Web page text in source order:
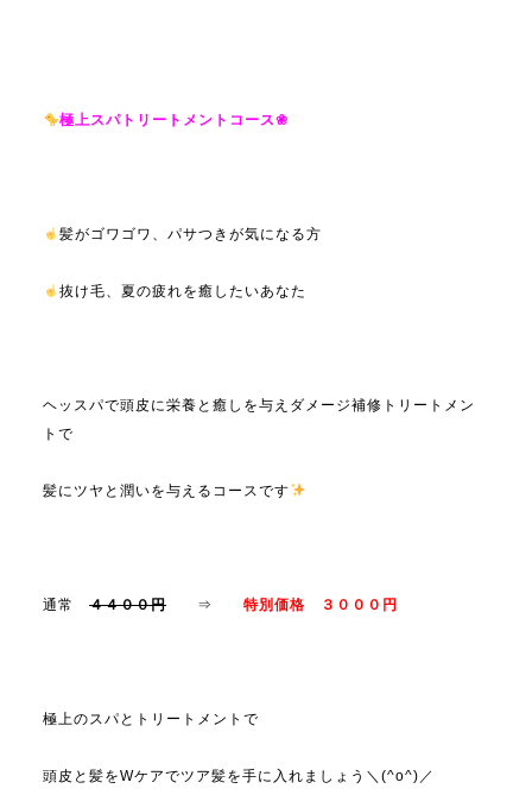
極上スパトリートメントコース❀
髪がゴワゴワ、パサつきが気になる方
抜け毛、夏の疲れを癒したいあなた
ヘッスパで頭皮に栄養と癒しを与えダメージ補修トリートメン
トで
髪にツヤと潤いを与えるコースです
通常４４００円 ⇒特別価格 ３０００円
極上のスパとトリートメントで
頭皮と髪をWケアでツア髪を手に入れましょう＼(^o^)／